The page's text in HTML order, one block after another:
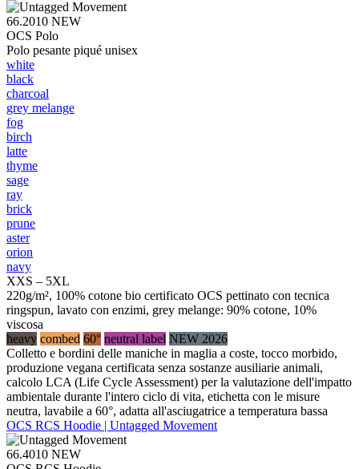
66.2010 NEW
OCS Polo
Polo pesante piqué unisex
white
black
charcoal
grey melange
fog
birch
latte
thyme
sage
ray
brick
prune
aster
orion
navy
XXS – 5XL
220g/m², 100% cotone bio certificato OCS pettinato con tecnica
ringspun, lavato con enzimi, grey melange: 90% cotone, 10%
viscosa
heavy combed 60° neutral label NEW 2026
Colletto e bordini delle maniche in maglia a coste, tocco morbido,
produzione vegana certificata senza sostanze ausiliarie animali,
calcolo LCA (Life Cycle Assessment) per la valutazione dell'impatto
ambientale durante l'intero ciclo di vita, etichetta con le misure
neutra, lavabile a 60°, adatta all'asciugatrice a temperatura bassa
OCS RCS Hoodie | Untagged Movement
66.4010 NEW